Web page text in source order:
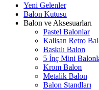
Yeni Gelenler
Balon Kutusu
Balon ve Aksesuarları
Pastel Balonlar
Kalisan Retro
Baskılı Balon
5 İnç Mini
Krom Balon
Metalik Balon
Balon Standları